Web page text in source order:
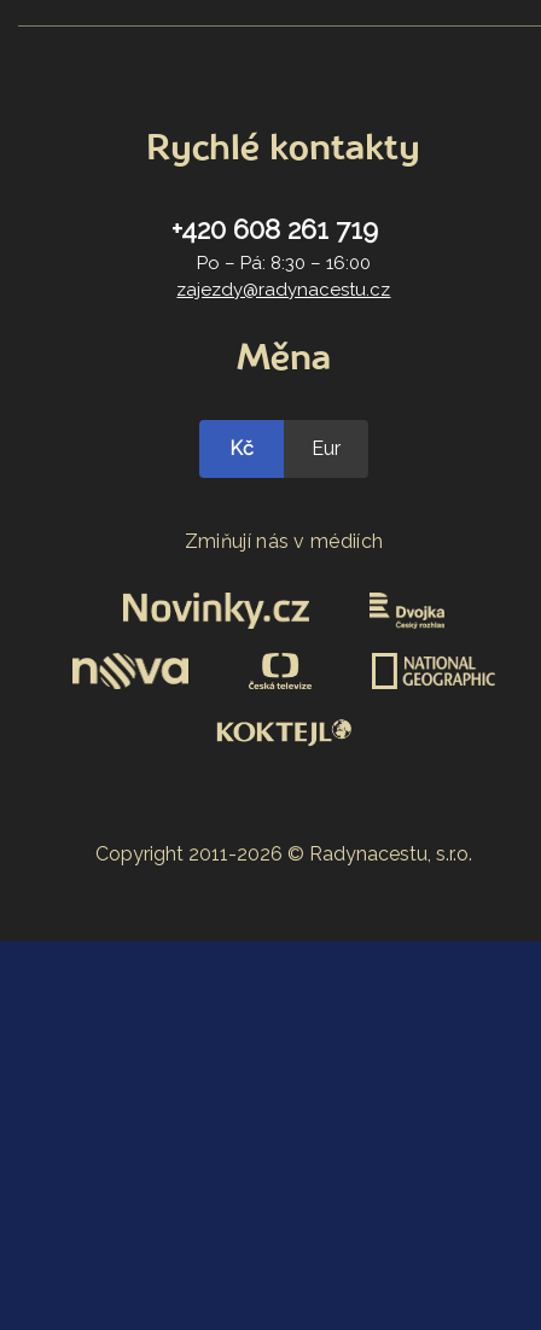
Rychlé kontakty
+420 608 261 719
Po – Pá: 8:30 – 16:00
zajezdy@radynacestu.cz
Měna
Kč Eur
Zmiňují nás v médiích
Copyright 2011-2026 © Radynacestu, s.r.o.